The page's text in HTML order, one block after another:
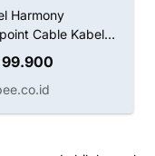
Harmony
Cable Kabel
Huawei
99.900